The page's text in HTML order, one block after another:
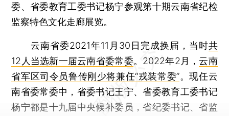
委、省委教育工委书记杨宁参观第十期云南省纪检
监察特色文化走廊展览。
云南省委2021年11月30日完成换届，当时共
12人当选新一届云南省委常委。2022年2月， 云南
省军区司令员鲁传刚少将兼任“戎装常委”。现任云
南省委常委中，省委书记王宁、省委教育工委书记
杨宁都是十九届中央候补委员，省纪委书记、省监